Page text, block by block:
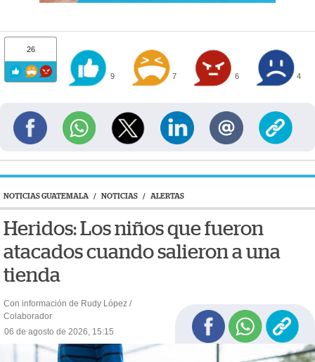
26
9 7 6 4
NOTICIAS GUATEMALA / NOTICIAS / ALERTAS
Heridos: Los niños que fueron
atacados cuando salieron a una
tienda
Con información de Rudy López /
Colaborador
06 de agosto de 2026, 15:15